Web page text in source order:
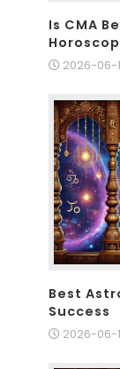
Is CMA
2026-06-
Best
Success
2026-06-